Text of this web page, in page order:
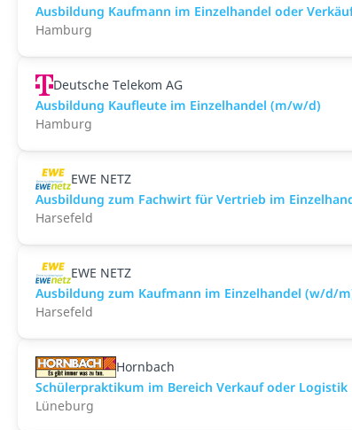
Ausbildung Kaufmann im Einzelhandel oder
Hamburg
Deutsche Telekom AG
Ausbildung Kaufleute im Einzelhandel (m/w/d)
Hamburg
EWE NETZ
Ausbildung zum Fachwirt für Vertrieb im
Harsefeld
EWE NETZ
Ausbildung zum Kaufmann im Einzelhandel (w/d/
Harsefeld
Hornbach
Schülerpraktikum im Bereich Verkauf oder Logistik
Lüneburg